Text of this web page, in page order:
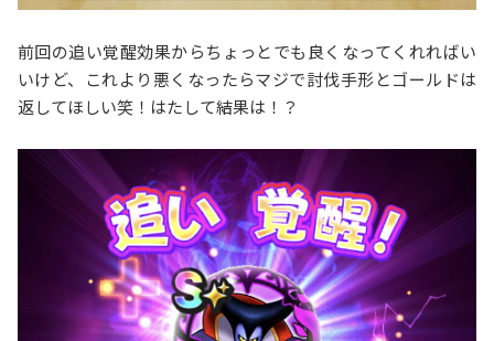
前回の追い覚醒効果からちょっとでも良くなってくれればい
いけど、これより悪くなったらマジで討伐手形とゴールドは
返してほしい笑！はたして結果は！？